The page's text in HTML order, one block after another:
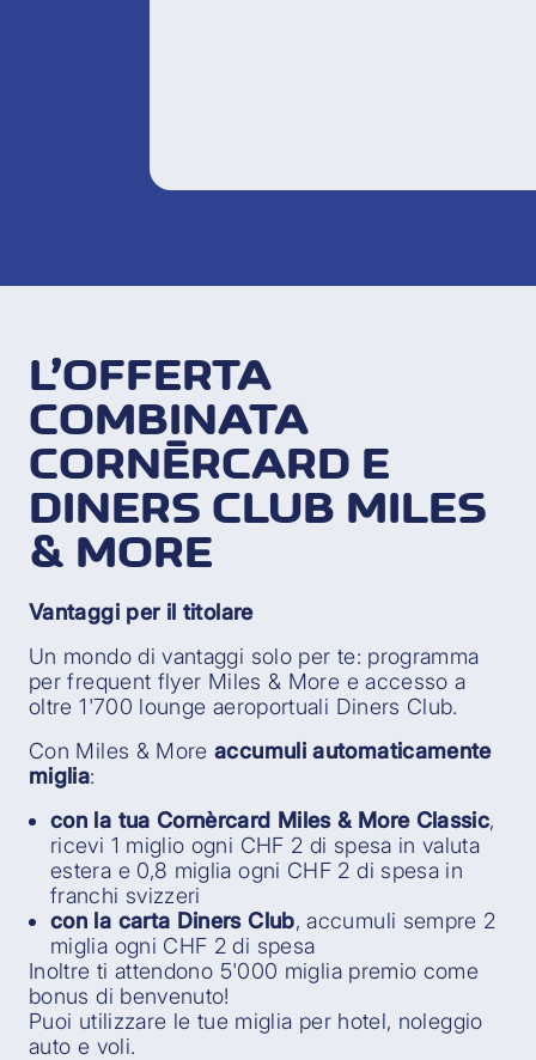
L’OFFERTA
COMBINATA
CORNÈRCARD E
DINERS CLUB MILES
& MORE
Vantaggi per il titolare
Un mondo di vantaggi solo per te: programma
per frequent flyer Miles & More e accesso a
oltre 1'700 lounge aeroportuali Diners Club.
Con Miles & Moreaccumuli automaticamente
miglia:
con la tua Cornèrcard Miles & More Classic,
ricevi 1 miglio ogni CHF 2 di spesa in valuta
estera e 0,8 miglia ogni CHF 2 di spesa in
franchi svizzeri
con la carta Diners Club, accumuli sempre 2
miglia ogni CHF 2 di spesa
Inoltre ti attendono 5'000 miglia premio come
bonus di benvenuto!
Puoi utilizzare le tue miglia per hotel, noleggio
auto e voli.